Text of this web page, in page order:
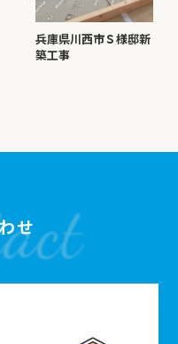
兵庫県川西市Ｓ様邸新
築工事
せ